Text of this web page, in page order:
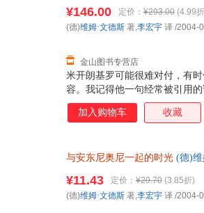
米开朗基罗可能很难对付，有
容。我记得他一句经常被引
我而言只意味着一件事：拍电
方式要求我们每个人也这样做
¥146.00 定价： ¥293.00 (4.99
金山图书专营店
(德)维姆·文德斯 著,李宏宇 译 /2004-
加入购物车 收藏
与安东尼奥尼一起的时光 (德)
购！】
¥11.43 定价： ¥29.70 (3.85折)
(德)维姆·文德斯 著,李宏宇 译 /2004-